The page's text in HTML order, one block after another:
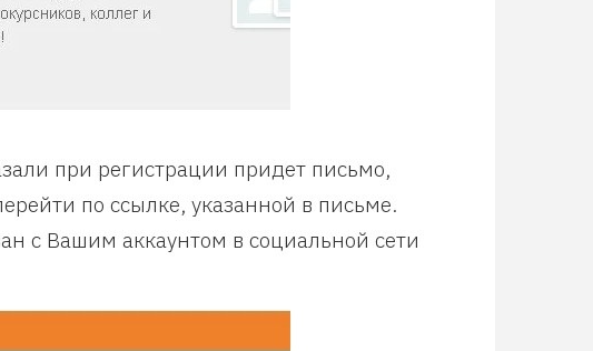
при регистрации придет письмо,
по ссылке, указанной в письме.
с Вашим аккаунтом в социальной сети